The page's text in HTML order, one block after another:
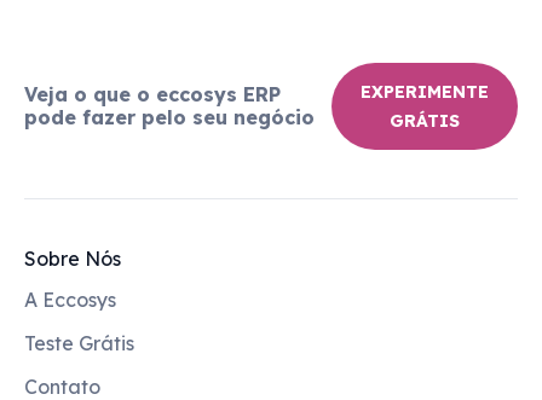
Veja o que o eccosys ERP
pode fazer pelo seu negócio
EXPERIMENTE
GRÁTIS
Sobre Nós
A Eccosys
Teste Grátis
Contato